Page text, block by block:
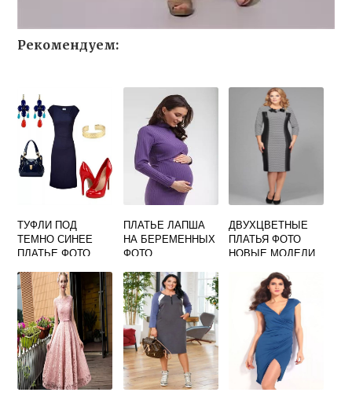
Рекомендуем:
ТУФЛИ ПОД
ТЕМНО СИНЕЕ
ПЛАТЬЕ ФОТО
ПЛАТЬЕ ЛАПША
НА БЕРЕМЕННЫХ
ФОТО
ДВУХЦВЕТНЫЕ
ПЛАТЬЯ ФОТО
НОВЫЕ МОДЕЛИ